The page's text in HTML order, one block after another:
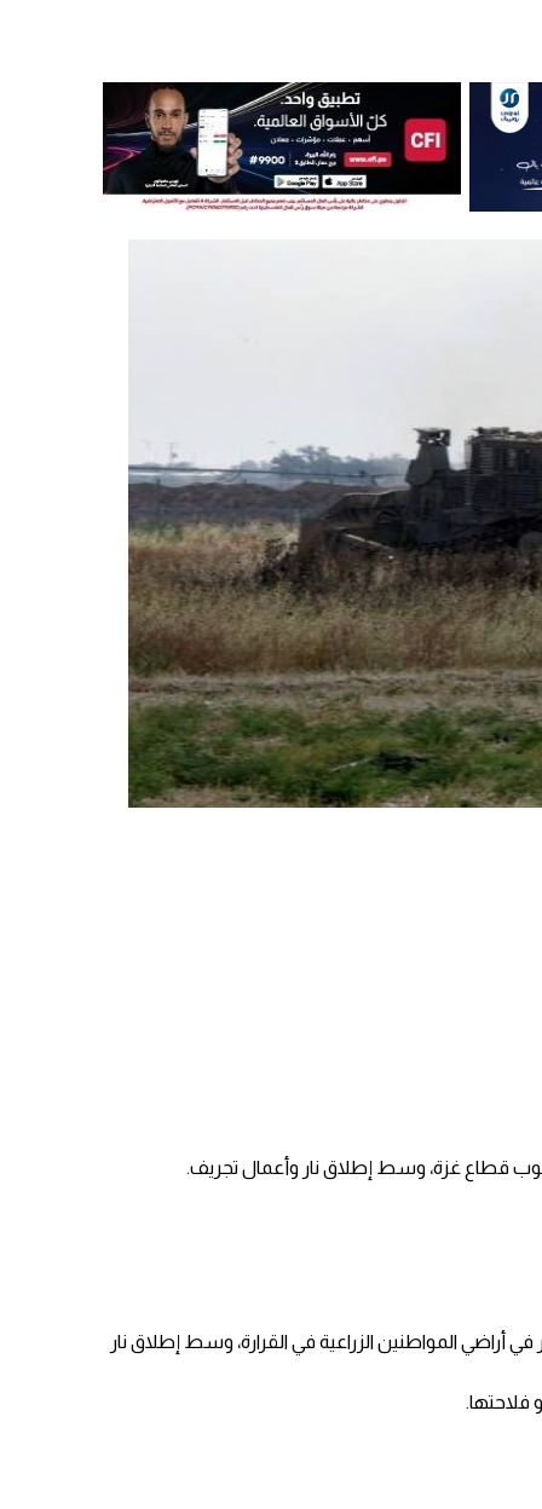
جنوب قطاع غزة، وسط إطلاق نار وأعمال تجريف.
المواطنين الزراعية في القرارة، وسط إطلاق نار
فلاحتها.